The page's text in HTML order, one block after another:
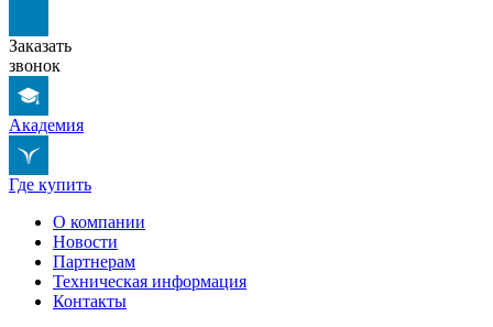
Заказать
звонок
Академия
Где купить
О компании
Новости
Партнерам
Техническая информация
Контакты